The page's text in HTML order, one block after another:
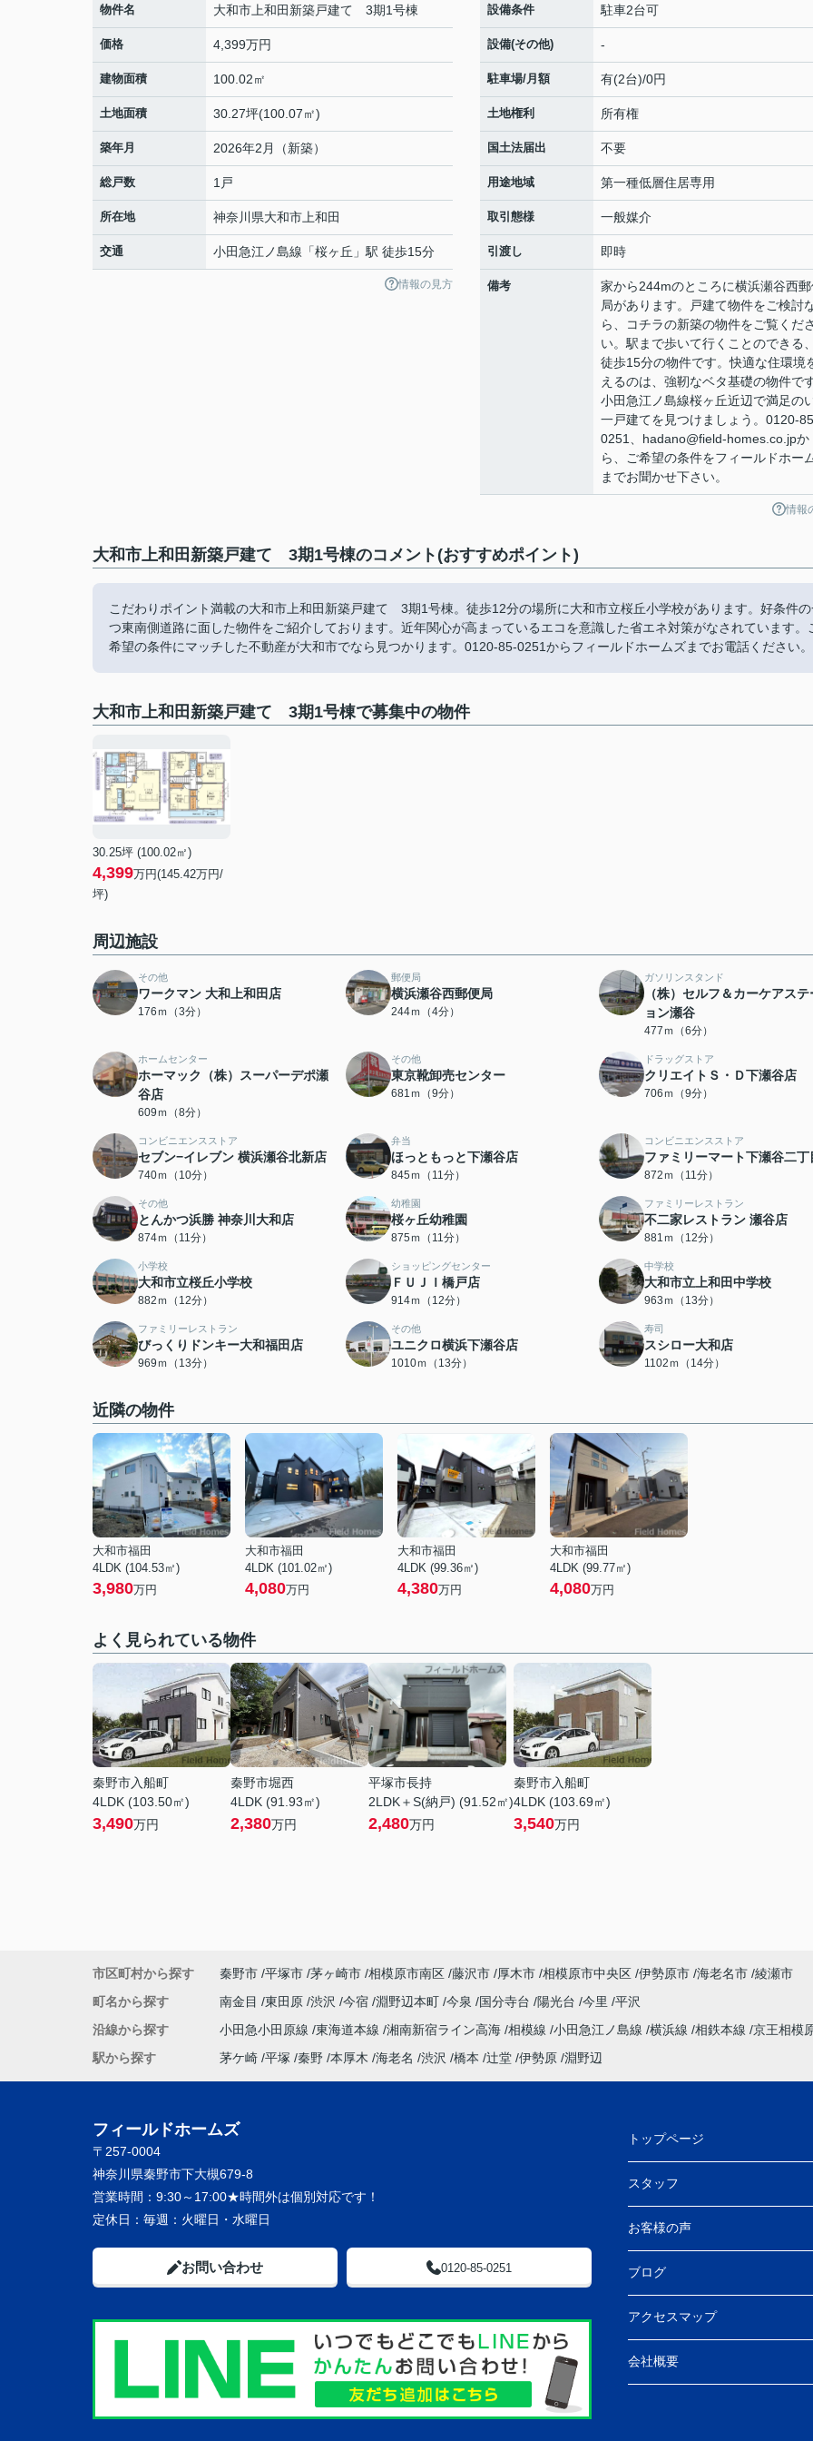
物件名 大和市上和田新築戸建て 3期1号棟
価格 4,399万円
建物面積 100.02㎡
土地面積 30.27坪(100.07㎡)
築年月 2026年2月（新築）
総戸数 1戸
所在地 神奈川県大和市 上和田
交通 小田急江ノ島線 「桜ヶ丘 」駅 徒歩15分
情報の見方
設備条件 駐車2台可
設備(その他) -
駐車場/月額 有(2台)/0円
土地権利 所有権
国土法届出 不要
用途地域 第一種低層住居専用
取引態様 一般媒介
引渡し 即時
備考
家から244mのところに横浜瀬谷西郵
局があります。戸建て物件をご検討
ら、コチラの新築の物件をご覧くださ
い。駅まで歩いて行くことのできる
徒歩15分の物件です。快適な住環境
えるのは、強靭なベタ基礎の物件です
小田急江ノ島線桜ヶ丘近辺で満足の
一戸建てを見つけましょう。0120-
0251、hadano@field-homes.co.jpか
ら、ご希望の条件をフィールドホー
までお聞かせ下さい。
情報
大和市上和田新築戸建て 3期1号棟のコメント(おすすめポイント)
こだわりポイント満載の大和市上和田新築戸建て 3期1号棟。徒歩12分の場所に大和市立桜丘小学校があります。好条件
つ東南側道路に面した物件をご紹介しております。近年関心が高まっているエコを意識した省エネ対策がなされています。
希望の条件にマッチした不動産が大和市でなら見つかります。0120-85-0251からフィールドホームズまでお電話ください。
大和市上和田新築戸建て 3期1号棟で募集中の物件
30.25坪 (100.02㎡)
4,399万円(145.42万円/
坪)
周辺施設
その他
ワークマン 大和上和田店
176ｍ（3分）
郵便局
横浜瀬谷西郵便局
244ｍ（4分）
ガソリンスタンド
（株）セルフ＆カーケアステ
ョン瀬谷
477ｍ（6分）
ホームセンター
ホーマック（株）スーパーデポ瀬
谷店
609ｍ（8分）
その他
東京靴卸売センター
681ｍ（9分）
ドラッグストア
クリエイトＳ・Ｄ下瀬谷店
706ｍ（9分）
コンビニエンスストア
セブン−イレブン 横浜瀬谷北新店
740ｍ（10分）
弁当
ほっともっと下瀬谷店
845ｍ（11分）
コンビニエンスストア
ファミリーマート下瀬谷二丁
872ｍ（11分）
その他
とんかつ浜勝 神奈川大和店
874ｍ（11分）
幼稚園
桜ヶ丘幼稚園
875ｍ（11分）
ファミリーレストラン
不二家レストラン 瀬谷店
881ｍ（12分）
小学校
大和市立桜丘小学校
882ｍ（12分）
ショッピングセンター
ＦＵＪＩ橋戸店
914ｍ（12分）
中学校
大和市立上和田中学校
963ｍ（13分）
ファミリーレストラン
びっくりドンキー大和福田店
969ｍ（13分）
その他
ユニクロ横浜下瀬谷店
1010ｍ（13分）
寿司
スシロー大和店
1102ｍ（14分）
近隣の物件
大和市福田
4LDK (104.53㎡)
3,980万円
大和市福田
4LDK (101.02㎡)
4,080万円
大和市福田
4LDK (99.36㎡)
4,380万円
大和市福田
4LDK (99.77㎡)
4,080万円
よく見られている物件
秦野市入船町
4LDK (103.50㎡)
3,490万円
秦野市堀西
4LDK (91.93㎡)
2,380万円
平塚市長持
2LDK＋S(納戸) (91.52㎡)
2,480万円
秦野市入船町
4LDK (103.69㎡)
3,540万円
市区町村から探す 秦野市 平塚市 茅ヶ崎市 相模原市南区 藤沢市 厚木市 相模原市中央区 伊勢原市 海老名市 綾瀬市
町名から探す
南金目 東田原 渋沢 今宿 淵野辺本町 今泉 国分寺台 陽光台 今里
平沢
沿線から探す
小田急小田原線 東海道本線 湘南新宿ライン高海 相模線 小田急江ノ島線 横浜線 相鉄本線 京王相模
駅から探す
茅ケ崎 平塚 秦野 本厚木 海老名 渋沢 橋本 辻堂 伊勢原 淵野辺
フィールドホームズ
〒257-0004
神奈川県秦野市下大槻679-8
営業時間： 9:30～17:00★時間外は個別対応です！
定休日： 毎週：火曜日・水曜日
お問い合わせ 0120-85-0251
トップページ
スタッフ
お客様の声
ブログ
アクセスマップ
会社概要